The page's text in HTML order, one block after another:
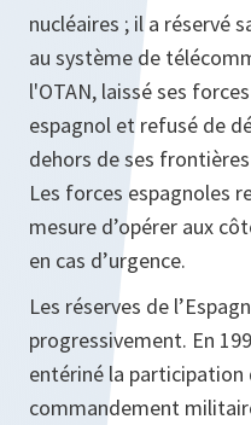
nucléaires ; il a réservé
au système de
l'OTAN, laissé ses
espagnol et refusé de
dehors de ses
Les forces espagnoles
mesure d’opérer aux
en cas d’urgence.
Les réserves de
progressivement. En
entériné la participation
commandement